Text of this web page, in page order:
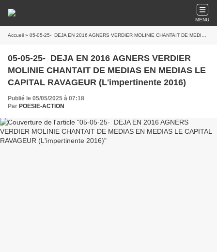
MENU
Accueil » 05-05-25- DEJA EN 2016 AGNERS VERDIER MOLINIE CHANTAIT DE MEDIAS EN MEDIAS LE CAPITAL RAVAGEUR (L'impertinente 2016)
05-05-25- DEJA EN 2016 AGNERS VERDIER
MOLINIE CHANTAIT DE MEDIAS EN MEDIAS LE
CAPITAL RAVAGEUR (L'impertinente 2016)
Publié le 05/05/2025 à 07:18
Par POESIE-ACTION